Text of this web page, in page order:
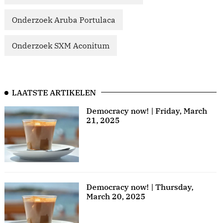
Onderzoek Aruba Portulaca
Onderzoek SXM Aconitum
LAATSTE ARTIKELEN
Democracy now! | Friday, March
21, 2025
Democracy now! | Thursday,
March 20, 2025